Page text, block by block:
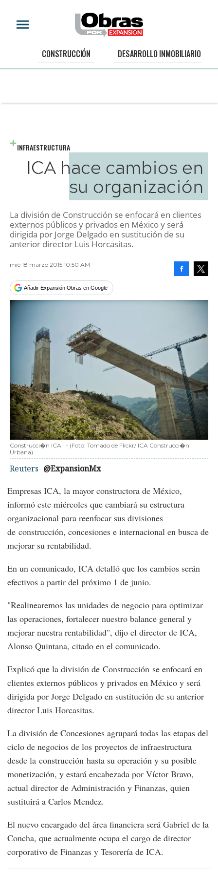
CONSTRUCCIÓN DESARROLLO INMOBILIARIO
INFRAESTRUCTURA
ICA hace cambios en
su organización
La división de Construcción se enfocará en clientes
externos públicos y privados en México y será
dirigida por Jorge Delgado en sustitución de su
anterior director Luis Horcasitas.
mié 18 marzo 2015 10:50 AM
Añadir Expansión Obras en Google
Construcci�n ICA - (Foto: Tomado de Flickr/ ICA Construcci�n
Urbana)
Reuters @ExpansionMx
Empresas ICA, la mayor constructora de México,
informó este miércoles que cambiará su estructura
organizacional para reenfocar sus divisiones
de construcción, concesiones e internacional en busca de
mejorar su rentabilidad.
En un comunicado, ICA detalló que los cambios serán
efectivos a partir del próximo 1 de junio.
"Realinearemos las unidades de negocio para optimizar
las operaciones, fortalecer nuestro balance general y
mejorar nuestra rentabilidad", dijo el director de ICA,
Alonso Quintana, citado en el comunicado.
Explicó que la división de Construcción se enfocará en
clientes externos públicos y privados en México y será
dirigida por Jorge Delgado en sustitución de su anterior
director Luis Horcasitas.
La división de Concesiones agrupará todas las etapas del
ciclo de negocios de los proyectos de infraestructura
desde la construcción hasta su operación y su posible
monetización, y estará encabezada por Víctor Bravo,
actual director de Administración y Finanzas, quien
sustituirá a Carlos Mendez.
El nuevo encargado del área financiera será Gabriel de la
Concha, que actualmente ocupa el cargo de director
corporativo de Finanzas y Tesorería de ICA.